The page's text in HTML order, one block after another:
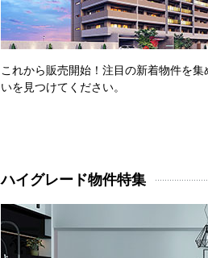
これから販売開始！注目の新着物件を
いを見つけてください。
ハイグレード物件特集